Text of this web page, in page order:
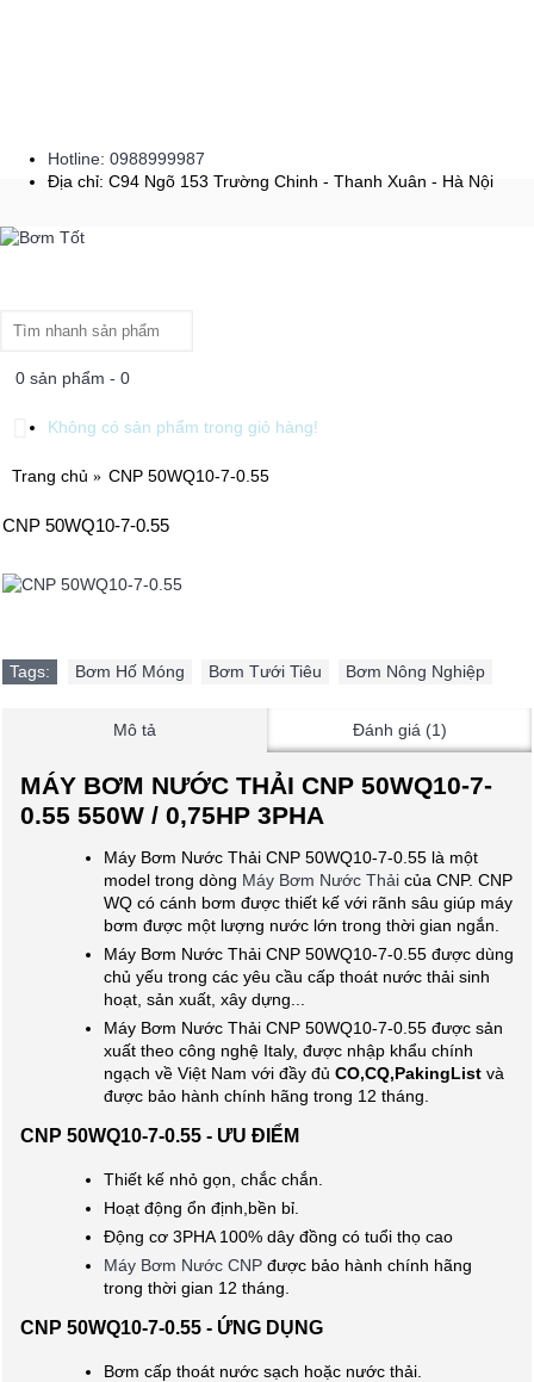
Hotline: 0988999987
Địa chỉ: C94 Ngõ 153 Trường Chinh - Thanh Xuân - Hà Nội
0 sản phẩm - 0
Không có sản phẩm trong giỏ hàng!
Trang chủ CNP 50WQ10-7-0.55
CNP 50WQ10-7-0.55
Tags: Bơm Hố Móng Bơm Tưới Tiêu Bơm Nông Nghiệp
Mô tả Đánh giá (1)
MÁY BƠM NƯỚC THẢI CNP 50WQ10-7-
0.55 550W / 0,75HP 3PHA
Máy Bơm Nước Thải CNP 50WQ10-7-0.55 là một
model trong dòng Máy Bơm Nước Thải của CNP. CNP
WQ có cánh bơm được thiết kế với rãnh sâu giúp máy
bơm được một lượng nước lớn trong thời gian ngắn.
Máy Bơm Nước Thải CNP 50WQ10-7-0.55 được dùng
chủ yếu trong các yêu cầu cấp thoát nước thải sinh
hoạt, sản xuất, xây dựng...
Máy Bơm Nước Thải CNP 50WQ10-7-0.55 được sản
xuất theo công nghệ Italy, được nhập khẩu chính
ngạch về Việt Nam với đầy đủ CO,CQ,PakingList và
được bảo hành chính hãng trong 12 tháng.
CNP 50WQ10-7-0.55 - ƯU ĐIỂM
Thiết kế nhỏ gọn, chắc chắn.
Hoạt động ổn định,bền bỉ.
Động cơ 3PHA 100% dây đồng có tuổi thọ cao
Máy Bơm Nước CNP được bảo hành chính hãng
trong thời gian 12 tháng.
CNP 50WQ10-7-0.55 - ỨNG DỤNG
Bơm cấp thoát nước sạch hoặc nước thải.